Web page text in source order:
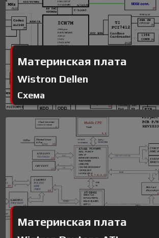
Материнская плата
Wistron Dellen
Схема
Материнская плата